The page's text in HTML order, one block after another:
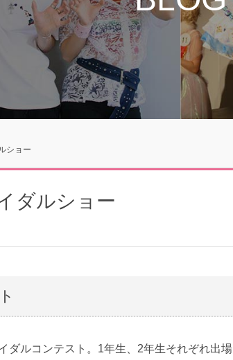
ショー
ダルショー
ルコンテスト。1年生、2年生それぞれ出場